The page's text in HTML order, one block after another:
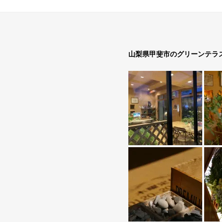
山梨県甲斐市のグリーンテラ